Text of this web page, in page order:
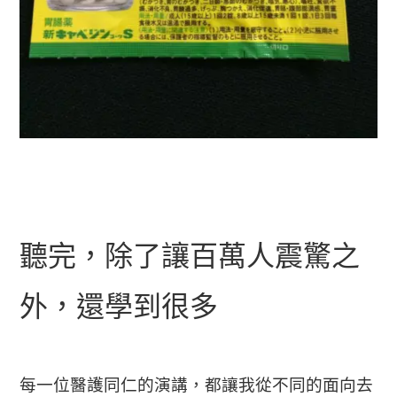
聽完，除了讓百萬人震驚之
外，還學到很多
每一位醫護同仁的演講，都讓我從不同的面向去